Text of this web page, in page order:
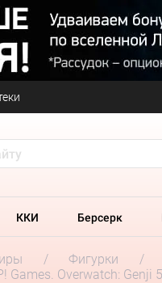
ККИ Берсерк
Фигурки
Games. Overwatch: Genji